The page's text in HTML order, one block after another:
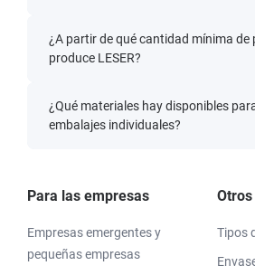
¿A partir de qué cantidad mínima de
produce LESER?
¿Qué materiales hay disponibles
embalajes individuales?
Para las empresas
Empresas emergentes y
pequeñas empresas
Tipos